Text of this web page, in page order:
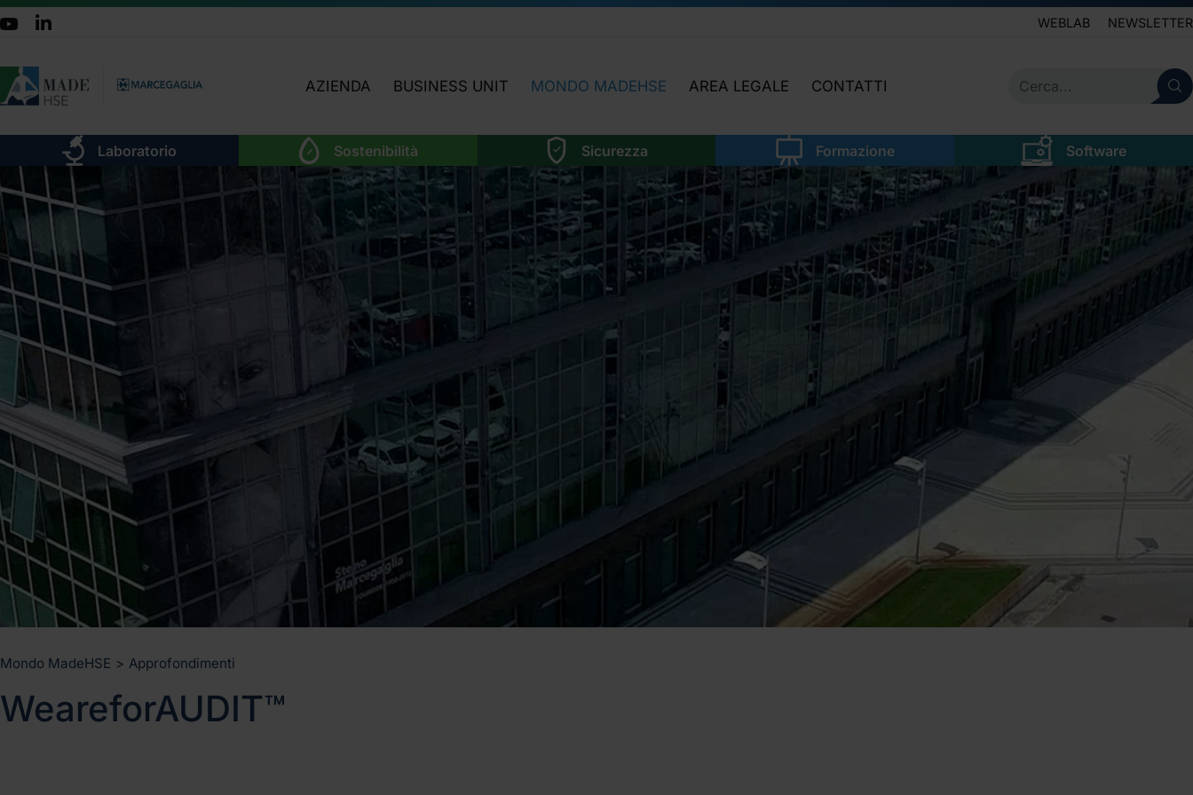
WEBLAB NEWSLETTER
AZIENDA
CHI SIAMO
TEAM
ATTIVITÀ
ORGANIGRAMMA
LAVORA CON NOI
DOVE SIAMO
CERTIFICAZIONI
BUSINESS UNIT
LABORATORIO
SOSTENIBILITÀ
SICUREZZA
FORMAZIONE
SOFTWARE
MONDO MADEHSE
HIGHLIGHTS
OGGI INCONTRIAMO…
APPROFONDIMENTI
FOCUS TEMATICI
AREA LEGALE
NEWS LEGISLATIVE
ATTIVITÀ AREA LEGALE
CONTATTI
SERVIZIO CLIENTI
NEWSLETTER
Laboratorio Sostenibilità Sicurezza Formazione Software
Mondo MadeHSE > Approfondimenti
WeareforAUDIT™